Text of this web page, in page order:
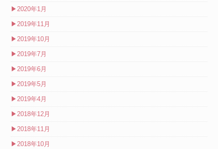
▶2020年1月
▶2019年11月
▶2019年10月
▶2019年7月
▶2019年6月
▶2019年5月
▶2019年4月
▶2018年12月
▶2018年11月
▶2018年10月